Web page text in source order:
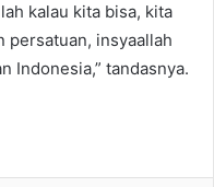
kalau kita bisa, kita
persatuan, insyaallah
Indonesia,” tandasnya.